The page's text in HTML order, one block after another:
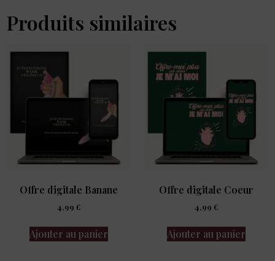
Produits similaires
Offre digitale Banane
4,99 €
Ajouter au panier
Offre digitale Coeur
4,99 €
Ajouter au panier